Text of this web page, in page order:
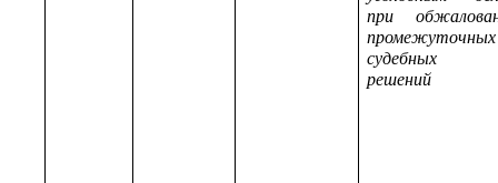
при
промежуточных
судебных
решений